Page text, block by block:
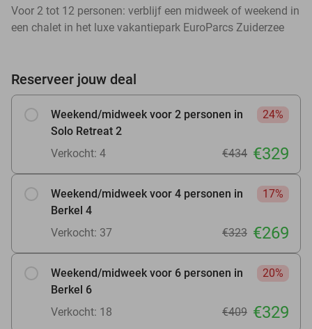
Voor 2 tot 12 personen: verblijf een midweek of weekend in
een chalet in het luxe vakantiepark EuroParcs Zuiderzee
Reserveer jouw deal
Weekend/midweek voor 2 personen in
Solo Retreat 2
24%
Verkocht: 4 €434 €329
Weekend/midweek voor 4 personen in
Berkel 4
17%
Verkocht: 37 €323 €269
Weekend/midweek voor 6 personen in
Berkel 6
20%
Verkocht: 18 €409 €329